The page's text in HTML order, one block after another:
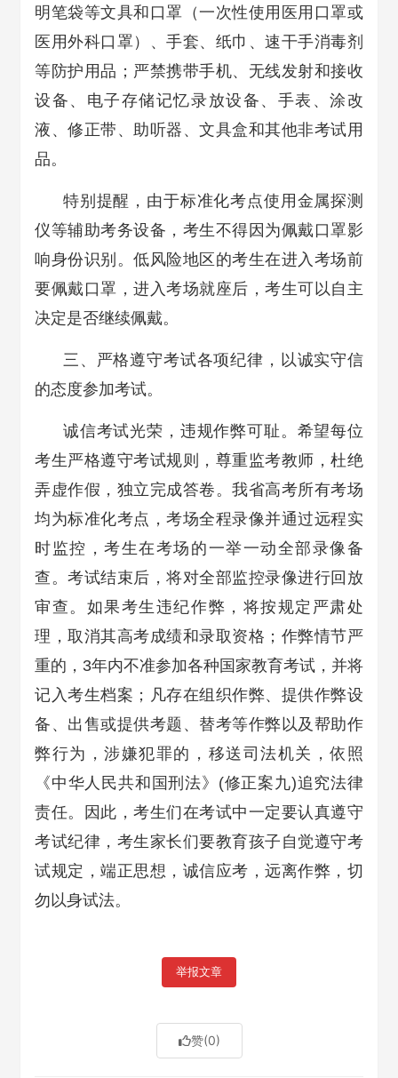
明笔袋等文具和口罩（一次性使用医用口罩或
医用外科口罩）、手套、纸巾、速干手消毒剂
等防护用品；严禁携带手机、无线发射和接收
设备、电子存储记忆录放设备、手表、涂改
液、修正带、助听器、文具盒和其他非考试用
品。
特别提醒，由于标准化考点使用金属探测
仪等辅助考务设备，考生不得因为佩戴口罩影
响身份识别。低风险地区的考生在进入考场前
要佩戴口罩，进入考场就座后，考生可以自主
决定是否继续佩戴。
三、严格遵守考试各项纪律，以诚实守信
的态度参加考试。
诚信考试光荣，违规作弊可耻。希望每位
考生严格遵守考试规则，尊重监考教师，杜绝
弄虚作假，独立完成答卷。我省高考所有考场
均为标准化考点，考场全程录像并通过远程实
时监控，考生在考场的一举一动全部录像备
查。考试结束后，将对全部监控录像进行回放
审查。如果考生违纪作弊，将按规定严肃处
理，取消其高考成绩和录取资格；作弊情节严
重的，3年内不准参加各种国家教育考试，并将
记入考生档案；凡存在组织作弊、提供作弊设
备、出售或提供考题、替考等作弊以及帮助作
弊行为，涉嫌犯罪的，移送司法机关，依照
《中华人民共和国刑法》(修正案九)追究法律
责任。因此，考生们在考试中一定要认真遵守
考试纪律，考生家长们要教育孩子自觉遵守考
试规定，端正思想，诚信应考，远离作弊，切
勿以身试法。
举报文章
赞(0)